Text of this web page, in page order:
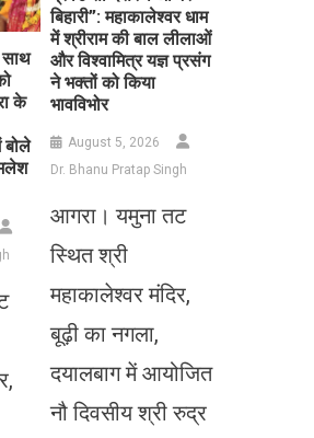
साथ
के
बोले
बिहारी”: महाकालेश्वर धाम
में श्रीराम की बाल लीलाओं
और विश्वामित्र यज्ञ प्रसंग
ने भक्तों को किया
भावविभोर
August 5, 2026
Dr. Bhanu Pratap Singh
आगरा। यमुना तट
स्थित श्री
महाकालेश्वर मंदिर,
बूढ़ी का नगला,
दयालबाग में आयोजित
नौ दिवसीय श्री रुद्र